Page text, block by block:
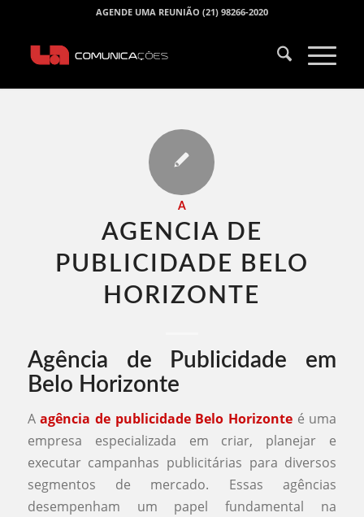
AGENDE UMA REUNIÃO (21) 98266-2020
A
AGENCIA DE
PUBLICIDADE BELO
HORIZONTE​
Agência de Publicidade em
Belo Horizonte
Aagência de publicidade Belo Horizonte é uma
empresa especializada em criar, planejar e
executar campanhas publicitárias para diversos
segmentos de mercado. Essas agências
desempenham um papel fundamental na